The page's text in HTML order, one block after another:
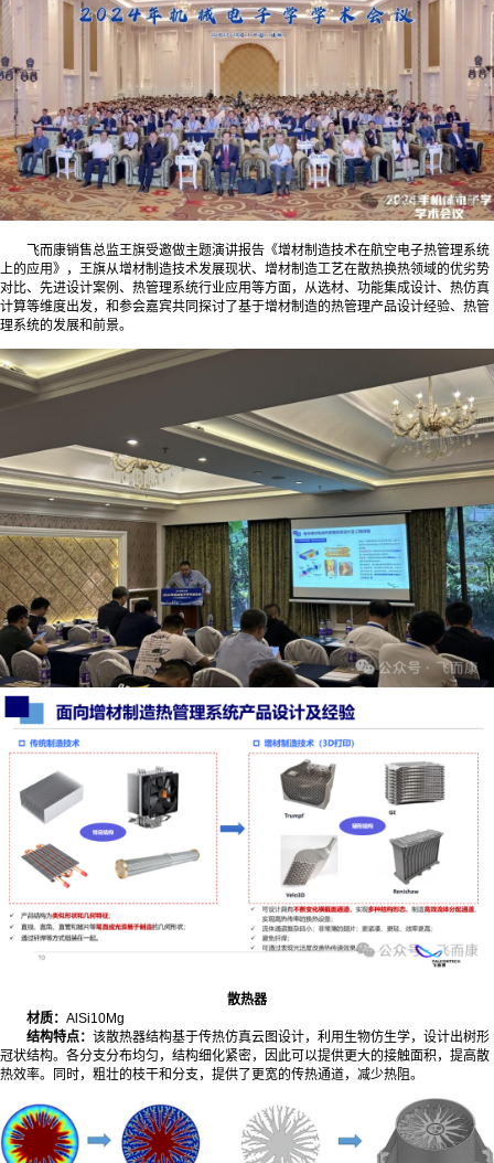
飞而康销售总监王旗受邀做主题演讲报告《增材制造技术在航空电子热管理系统
上的应用》，王旗从增材制造技术发展现状、增材制造工艺在散热换热领域的优劣势
对比、先进设计案例、热管理系统行业应用等方面，从选材、功能集成设计、热仿真
计算等维度出发，和参会嘉宾共同探讨了基于增材制造的热管理产品设计经验、热管
理系统的发展和前景。
散热器
材质： AlSi10Mg
结构特点： 该散热器结构基于传热仿真云图设计，利用生物仿生学，设计出树形
冠状结构。各分支分布均匀，结构细化紧密，因此可以提供更大的接触面积，提高散
热效率。同时，粗壮的枝干和分支，提供了更宽的传热通道，减少热阻。